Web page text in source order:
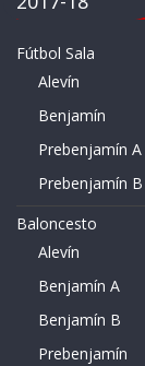
Fútbol Sala
Alevín
Benjamín
Prebenjamín A
Prebenjamín B
Baloncesto
Alevín
Benjamín A
Benjamín B
Prebenjamín